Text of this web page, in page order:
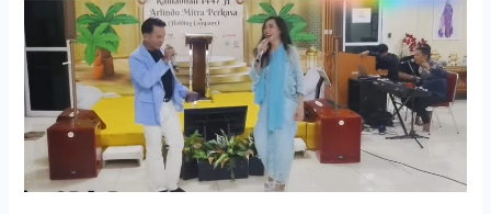
Sewa
Organ
Tunggal
Arisan
di
Cibubur